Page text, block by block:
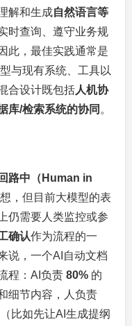
解和生成自然语言等
时查询、遵守业务规
此，最佳实践通常是
型与现有系统、工具以
合设计既包括人机协
库/检索系统的协同 。
路中（Human in
，但目前大模型的表
仍需要人类监控或参
确认作为流程的一
说，一个AI自动文档
程：AI负责 80% 的
细节内容，人负责
比如先让AI生成提纲